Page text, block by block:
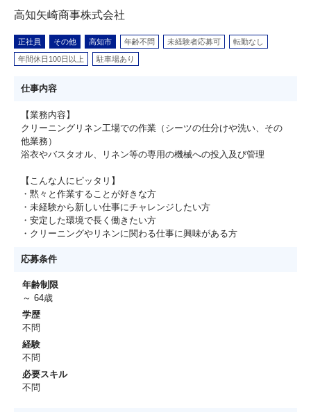
高知矢崎商事株式会社
正社員 その他 高知市 年齢不問 未経験者応募可 転勤なし
年間休日100日以上 駐車場あり
仕事内容
【業務内容】
クリーニングリネン工場での作業（シーツの仕分けや洗い、その
他業務）
浴衣やバスタオル、リネン等の専用の機械への投入及び管理
【こんな人にピッタリ】
・黙々と作業することが好きな方
・未経験から新しい仕事にチャレンジしたい方
・安定した環境で長く働きたい方
・クリーニングやリネンに関わる仕事に興味がある方
応募条件
年齢制限
～ 64歳
学歴
不問
経験
不問
必要スキル
不問